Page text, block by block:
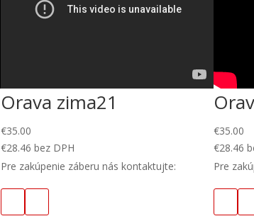
Orava zima21
€35.00
€28.46 bez DPH
Pre zakúpenie záberu nás kontaktujte:
€35.00
€28.46
Pre